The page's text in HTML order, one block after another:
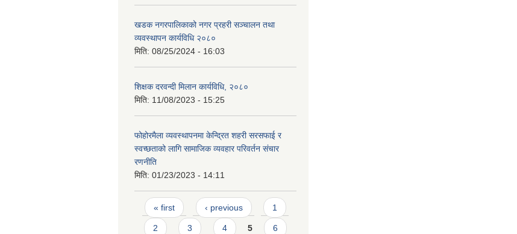
खडक नगरपालिकाको नगर प्रहरी सञ्चालन तथा
व्यवस्थापन कार्यविधि २०८०
मिति: 08/25/2024 - 16:03
शिक्षक दरवन्दी मिलान कार्यविधि, २०८०
मिति: 11/08/2023 - 15:25
फोहोरमैला व्यवस्थापनमा केन्द्रित शहरी सरसफाई र
स्वच्छताको लागि सामाजिक व्यवहार परिवर्तन संचार
रणनीति
मिति: 01/23/2023 - 14:11
Pages
« first ‹ previous 1
2 3 4 5 6